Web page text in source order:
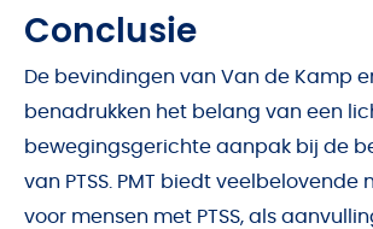
Conclusie
De bevindingen van Van de Kamp
benadrukken het belang van een
bewegingsgerichte aanpak bij de
van PTSS. PMT biedt veelbelovende
voor mensen met PTSS, als